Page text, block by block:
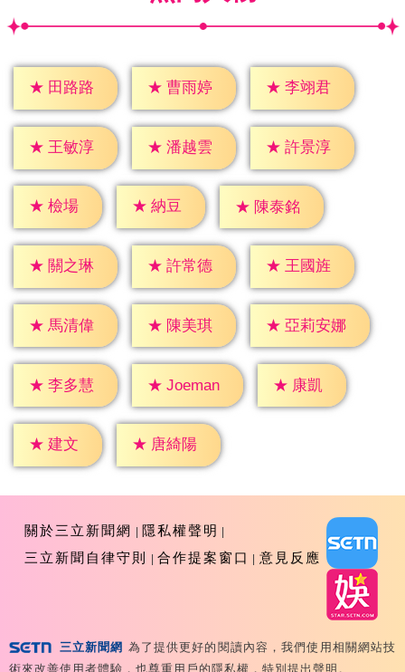
★ 田路路 ★ 曹雨婷 ★ 李翊君
★ 王敏淳 ★ 潘越雲 ★ 許景淳
★ 檢場 ★ 納豆 ★ 陳泰銘
★ 關之琳 ★ 許常德 ★ 王國旌
★ 馬清偉 ★ 陳美琪 ★ 亞莉安娜
★ 李多慧 ★ Joeman ★ 康凱
★ 建文 ★ 唐綺陽
關於三立新聞網
隱私權聲明
三立新聞自律守則
合作提案窗口 意見反應
Copyright ©2026 Sanlih E-Television All Rights
三立新聞網 為了提供更好的閱讀內容，我們使用相關網站技
術來改善使用者體驗，也尊重用戶的隱私權，特別提出聲明。